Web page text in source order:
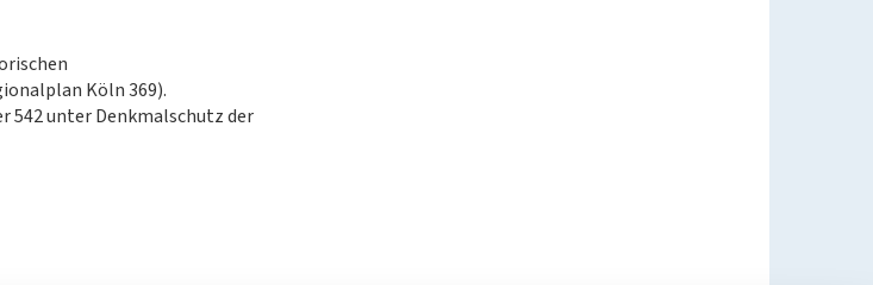
Köln 369).
542 unter Denkmalschutz der